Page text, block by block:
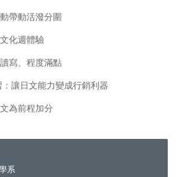
帶動活潑分圍
化週體驗
寫、程度滿點
：讓日文能力變成行銷利器
為前程加分
系